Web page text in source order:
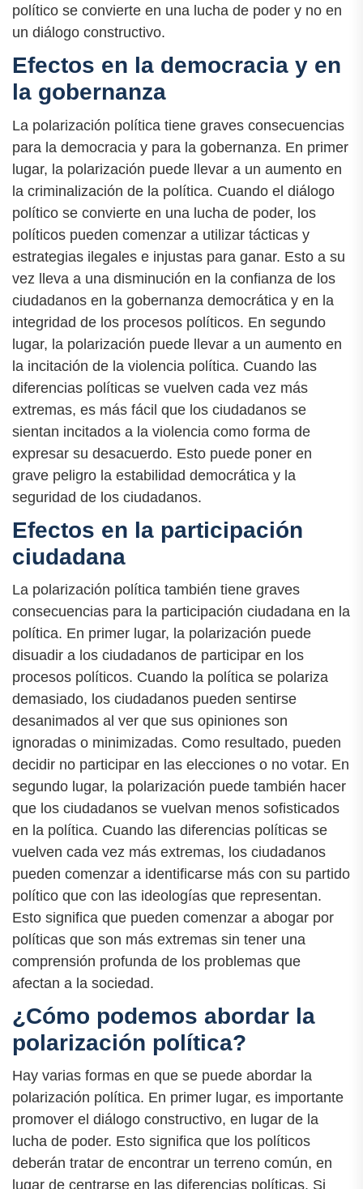
político se convierte en una lucha de poder y no en
un diálogo constructivo.
Efectos en la democracia y en
la gobernanza
La polarización política tiene graves consecuencias
para la democracia y para la gobernanza. En primer
lugar, la polarización puede llevar a un aumento en
la criminalización de la política. Cuando el diálogo
político se convierte en una lucha de poder, los
políticos pueden comenzar a utilizar tácticas y
estrategias ilegales e injustas para ganar. Esto a su
vez lleva a una disminución en la confianza de los
ciudadanos en la gobernanza democrática y en la
integridad de los procesos políticos. En segundo
lugar, la polarización puede llevar a un aumento en
la incitación de la violencia política. Cuando las
diferencias políticas se vuelven cada vez más
extremas, es más fácil que los ciudadanos se
sientan incitados a la violencia como forma de
expresar su desacuerdo. Esto puede poner en
grave peligro la estabilidad democrática y la
seguridad de los ciudadanos.
Efectos en la participación
ciudadana
La polarización política también tiene graves
consecuencias para la participación ciudadana en la
política. En primer lugar, la polarización puede
disuadir a los ciudadanos de participar en los
procesos políticos. Cuando la política se polariza
demasiado, los ciudadanos pueden sentirse
desanimados al ver que sus opiniones son
ignoradas o minimizadas. Como resultado, pueden
decidir no participar en las elecciones o no votar. En
segundo lugar, la polarización puede también hacer
que los ciudadanos se vuelvan menos sofisticados
en la política. Cuando las diferencias políticas se
vuelven cada vez más extremas, los ciudadanos
pueden comenzar a identificarse más con su partido
político que con las ideologías que representan.
Esto significa que pueden comenzar a abogar por
políticas que son más extremas sin tener una
comprensión profunda de los problemas que
afectan a la sociedad.
¿Cómo podemos abordar la
polarización política?
Hay varias formas en que se puede abordar la
polarización política. En primer lugar, es importante
promover el diálogo constructivo, en lugar de la
lucha de poder. Esto significa que los políticos
deberán tratar de encontrar un terreno común, en
lugar de centrarse en las diferencias políticas. Si